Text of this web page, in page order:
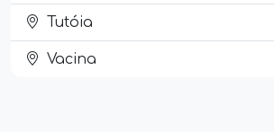
Tutóia
Vacina